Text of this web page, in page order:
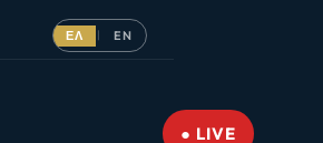
ΕΛ | EN
● LIVE